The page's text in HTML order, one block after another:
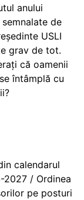
anului
de
USLI
grav de tot.
că oamenii
întâmplă cu
calendarul
/ Ordinea
pe posturi